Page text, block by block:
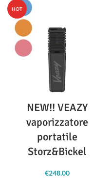
HOT
NEW!! VEAZY
vaporizzatore
portatile
Storz&Bickel
€248.00